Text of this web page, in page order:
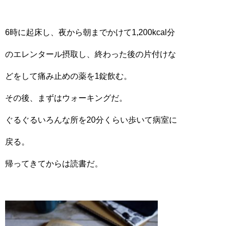
6時に起床し、夜から朝までかけて1,200kcal分
のエレンタール摂取し、終わった後の片付けな
どをして痛み止めの薬を1錠飲む。
その後、まずはウォーキングだ。
ぐるぐるいろんな所を20分くらい歩いて病室に
戻る。
帰ってきてからは読書だ。